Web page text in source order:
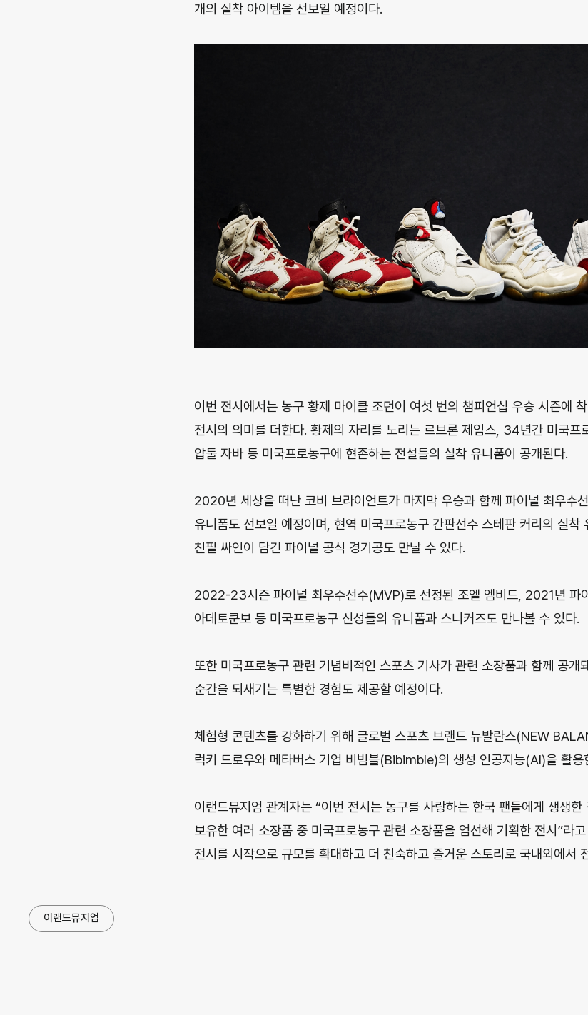
개의 실착 아이템을 선보일 예정이다.
이번 전시에서는 농구 황제 마이클 조던이 여섯 번의 챔피언십 우승 시즌에
전시의 의미를 더한다. 황제의 자리를 노리는 르브론 제임스, 34년간 미국프
압둘 자바 등 미국프로농구에 현존하는 전설들의 실착 유니폼이 공개된다.
2020년 세상을 떠난 코비 브라이언트가 마지막 우승과 함께 파이널 최우수
유니폼도 선보일 예정이며, 현역 미국프로농구 간판선수 스테판 커리의 실
친필 싸인이 담긴 파이널 공식 경기공도 만날 수 있다.
2022-23시즌 파이널 최우수선수(MVP)로 선정된 조엘 엠비드, 2021년 파
아데토쿤보 등 미국프로농구 신성들의 유니폼과 스니커즈도 만나볼 수 있다.
또한 미국프로농구 관련 기념비적인 스포츠 기사가 관련 소장품과 함께 공개
순간을 되새기는 특별한 경험도 제공할 예정이다.
체험형 콘텐츠를 강화하기 위해 글로벌 스포츠 브랜드 뉴발란스(NEW
럭키 드로우와 메타버스 기업 비빔블(Bibimble)의 생성 인공지능(AI)을 활용
이랜드뮤지엄 관계자는 “이번 전시는 농구를 사랑하는 한국 팬들에게 생생
보유한 여러 소장품 중 미국프로농구 관련 소장품을 엄선해 기획한 전시”라
전시를 시작으로 규모를 확대하고 더 친숙하고 즐거운 스토리로 국내외에서
이랜드뮤지엄